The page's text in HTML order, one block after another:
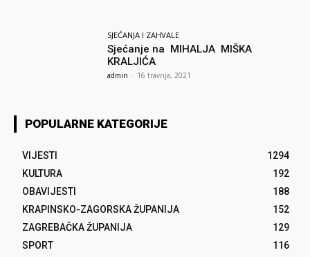
SJEĆANJA I ZAHVALE
Sjećanje na MIHALJA MIŠKA
KRALJIĆA
admin - 16 travnja, 2021
POPULARNE KATEGORIJE
VIJESTI
1294
KULTURA
192
OBAVIJESTI
188
KRAPINSKO-ZAGORSKA ŽUPANIJA
152
ZAGREBAČKA ŽUPANIJA
129
SPORT
116